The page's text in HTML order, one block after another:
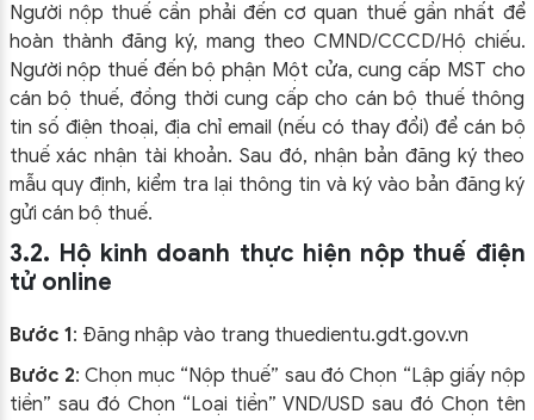
Người nộp thuế cần phải đến cơ quan thuế gần nhất để
hoàn thành đăng ký, mang theo CMND/CCCD/Hộ chiếu.
Người nộp thuế đến bộ phận Một cửa, cung cấp MST cho
cán bộ thuế, đồng thời cung cấp cho cán bộ thuế thông
tin số điện thoại, địa chỉ email (nếu có thay đổi) để cán bộ
thuế xác nhận tài khoản. Sau đó, nhận bản đăng ký theo
mẫu quy định, kiểm tra lại thông tin và ký vào bản đăng ký
gửi cán bộ thuế.
3.2. Hộ kinh doanh thực hiện nộp thuế điện
tử online
Bước 1: Đăng nhập vào trang thuedientu.gdt.gov.vn
Bước 2: Chọn mục “Nộp thuế” sau đó Chọn “Lập giấy nộp
tiền” sau đó Chọn “Loại tiền” VND/USD sau đó Chọn tên